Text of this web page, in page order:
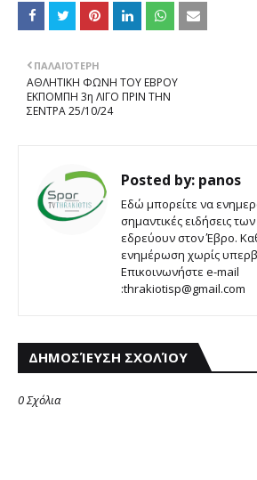
ΠΑΛΑΙΌΤΕΡΗ
ΑΘΛΗΤΙΚΗ ΦΩΝΗ ΤΟΥ ΕΒΡΟΥ
ΕΚΠΟΜΠΗ 3η ΛΙΓΟ ΠΡΙΝ ΤΗΝ
ΣΕΝΤΡΑ 25/10/24
Posted by: panos
Εδώ μπορείτε να
σημαντικές ειδήσεις
εδρεύουν στον Έβρο.
ενημέρωση χωρίς
Επικοινωνήστε e-mail
:thrakiotisp@gmail.com
ΔΗΜΟΣΊΕΥΣΗ ΣΧΟΛΊΟΥ
0 Σχόλια